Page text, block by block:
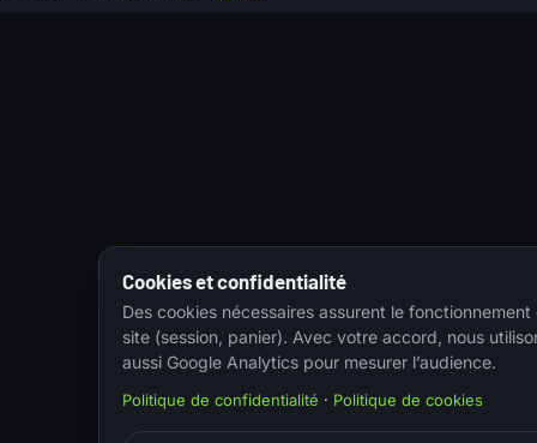
Cookies et confidentialité
Des cookies nécessaires assurent le fonctionnement
site (session, panier). Avec votre accord, nous
aussi Google Analytics pour mesurer l’audience.
Politique de confidentialité · Politique de cookies